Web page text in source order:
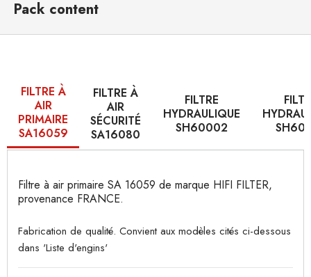
Pack content
FILTRE À
AIR
PRIMAIRE
SA16059
FILTRE À
AIR
SÉCURITÉ
SA16080
FILTRE
HYDRAULIQUE
SH60002
Filtre à air primaire SA 16059 de marque HIFI FILTER,
provenance FRANCE.
Fabrication de qualité. Convient aux modèles cités ci-dessous
dans 'Liste d'engins'